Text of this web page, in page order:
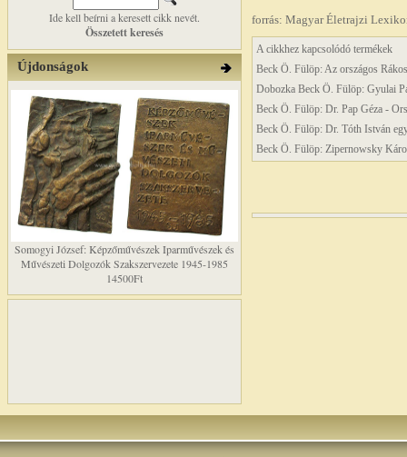
Ide kell beírni a keresett cikk nevét.
Összetett keresés
Újdonságok
Somogyi József: Képzőművészek Iparművészek és
Művészeti Dolgozók Szakszervezete 1945-1985
14500Ft
forrás: Magyar Életrajzi
A cikkhez kapcsolódó termékek
Beck Ö. Fülöp: Az országos
Dobozka Beck Ö. Fülöp: Gyulai
Beck Ö. Fülöp: Dr. Pap Géza -
Beck Ö. Fülöp: Dr. Tóth István
Beck Ö. Fülöp: Zipernowsky